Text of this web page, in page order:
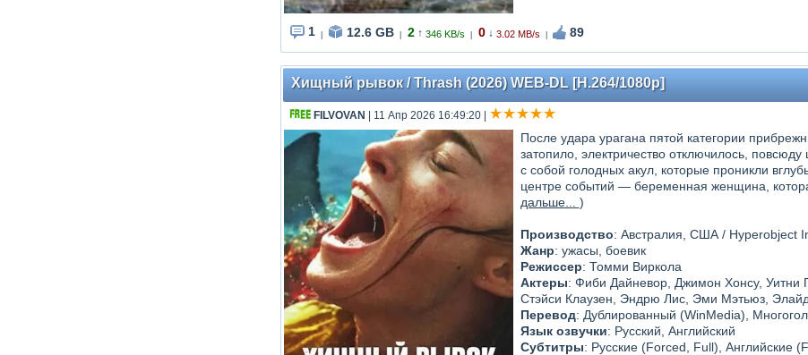
1 12.6 GB 2 ↑ 346 KB/s 0 ↓ 3.02 MB/s 89
Хищный рывок / Thrash (2026) WEB-DL [H.264/1080p]
FILVOVAN | 11 Апр 2026 16:49:20|
После удара урагана пятой категории
затопило, электричество отключилось,
с собой голодных акул, которые проникли
центре событий — беременная женщина,
дальше... )
Производство: Австралия, США / Hyperobject
Жанр: ужасы, боевик
Режиссер: Томми Виркола
Актеры: Фиби Дайневор, Джимон Хонсу, Уитни
Стэйси Клаузен, Эндрю Лис, Эми Мэтьюз,
Перевод: Дублированный (WinMedia),
Язык озвучки: Русский, Английский
Субтитры: Русские (Forced, Full), Английские